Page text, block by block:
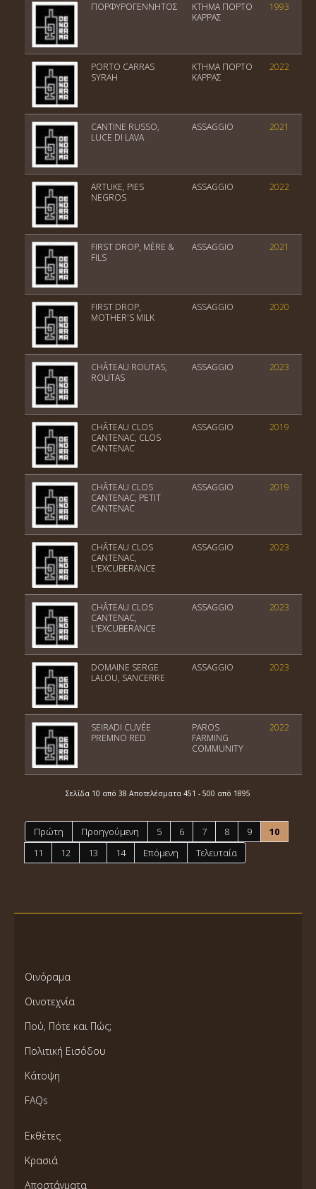
ΠΟΡΦΥΡΟΓΕΝΝΗΤΟΣ
ΚΤΗΜΑ ΠΟΡΤΟ
ΚΑΡΡΑΣ
1993
PORTO CARRAS
SYRAH
ΚΤΗΜΑ ΠΟΡΤΟ
ΚΑΡΡΑΣ
2022
CANTINE RUSSO,
LUCE DI LAVA
ASSAGGIO 2021
ARTUKE, PIES
NEGROS
ASSAGGIO 2022
FIRST DROP, MÈRE &
FILS
ASSAGGIO 2021
FIRST DROP,
MOTHER'S MILK
ASSAGGIO 2020
CHÂTEAU ROUTAS,
ROUTAS
ASSAGGIO 2023
CHÂTEAU CLOS
CANTENAC, CLOS
CANTENAC
ASSAGGIO 2019
CHÂTEAU CLOS
CANTENAC, PETIT
CANTENAC
ASSAGGIO 2019
CHÂTEAU CLOS
CANTENAC,
L'EXCUBERANCE
ASSAGGIO 2023
CHÂTEAU CLOS
CANTENAC,
L'EXCUBERANCE
ASSAGGIO 2023
DOMAINE SERGE
LALOU, SANCERRE
ASSAGGIO 2023
SEIRADI CUVÉE
PREMNO RED
PAROS
FARMING
COMMUNITY
2022
Σελίδα 10 από 38 Αποτελέσματα 451 - 500 από 1895
Πρώτη Προηγούμενη 5 6 7 8 9
10
11
12 13 14 Επόμενη Τελευταία
Οινόραμα
Οινοτεχνία
Πού, Πότε και Πώς;
Πολιτική Εισόδου
Κάτοψη
FAQs
Εκθέτες
Κρασιά
Αποστάγματα